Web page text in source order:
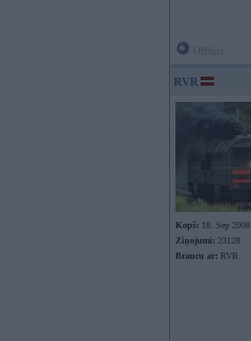
RVR
Kopš: 18. Sep 2008
Ziņojumi: 23128
Braucu ar: RVR